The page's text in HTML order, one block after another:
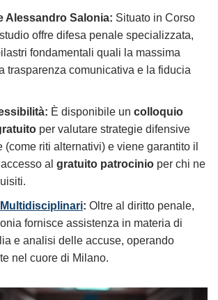
Alessandro Salonia: Situato in Corso
offre difesa penale specializzata,
fondamentali quali la massima
trasparenza comunicativa e la fiducia
È disponibile un colloquio
per valutare strategie difensive
(come riti alternativi) e viene garantito il
al gratuito patrocinio per chi ne
: Oltre al diritto penale,
fornisce assistenza in materia di
e analisi delle accuse, operando
nel cuore di Milano.